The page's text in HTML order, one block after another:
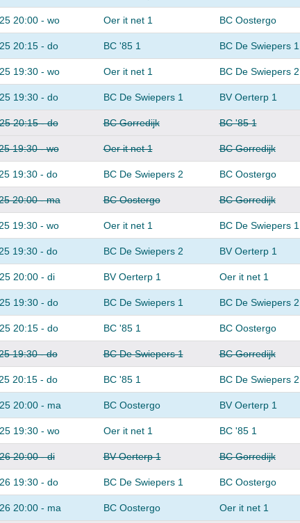
20:00 - wo Oer it net 1 BC Oostergo
20:15 - do BC '85 1 BC De Swiepers 1
19:30 - wo Oer it net 1 BC De Swiepers 2
19:30 - do BC De Swiepers 1 BV Oerterp 1
20:15 - do BC Gorredijk BC '85 1
19:30 - wo Oer it net 1 BC Gorredijk
19:30 - do BC De Swiepers 2 BC Oostergo
20:00 - ma BC Oostergo BC Gorredijk
19:30 - wo Oer it net 1 BC De Swiepers 1
19:30 - do BC De Swiepers 2 BV Oerterp 1
20:00 - di BV Oerterp 1 Oer it net 1
19:30 - do BC De Swiepers 1 BC De Swiepers 2
20:15 - do BC '85 1 BC Oostergo
19:30 - do BC De Swiepers 1 BC Gorredijk
20:15 - do BC '85 1 BC De Swiepers 2
20:00 - ma BC Oostergo BV Oerterp 1
19:30 - wo Oer it net 1 BC '85 1
20:00 - di BV Oerterp 1 BC Gorredijk
19:30 - do BC De Swiepers 1 BC Oostergo
20:00 - ma BC Oostergo Oer it net 1